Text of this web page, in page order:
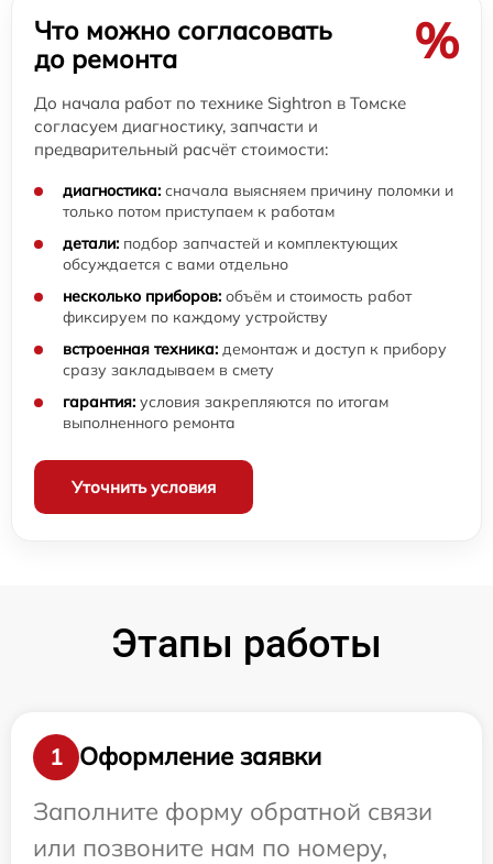
Что можно согласовать
до ремонта
%
До начала работ по технике Sightron в Томске
согласуем диагностику, запчасти и
предварительный расчёт стоимости:
диагностика: сначала выясняем причину поломки и
только потом приступаем к работам
детали: подбор запчастей и комплектующих
обсуждается с вами отдельно
несколько приборов: объём и стоимость работ
фиксируем по каждому устройству
встроенная техника: демонтаж и доступ к прибору
сразу закладываем в смету
гарантия: условия закрепляются по итогам
выполненного ремонта
Уточнить условия
Этапы работы
1
Оформление заявки
Заполните форму обратной связи
или позвоните нам по номеру,